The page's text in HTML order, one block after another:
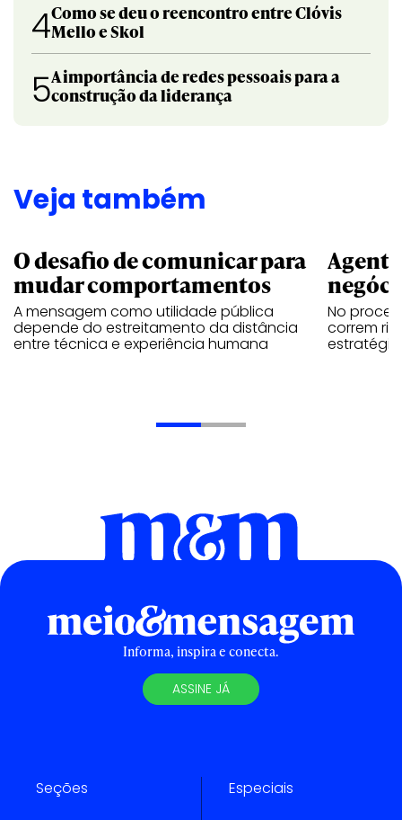
4Como se deu o reencontro entre Clóvis
Mello e Skol
5A importância de redes pessoais para a
construção da liderança
Veja também
O desafio de comunicar para
mudar comportamentos
A mensagem como utilidade pública
depende do estreitamento da distância
entre técnica e experiência humana
No
correm
Informa, inspira e conecta.
ASSINE JÁ
Seções Especiais